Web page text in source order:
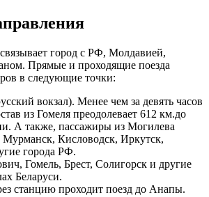
город с РФ, Молдавией,
Прямые и проходящие поезда
в следующие точки:
вокзал). Менее чем за девять часов
из Гомеля преодолевает 612 км.до
А также, пассажиры из Могилева
Мурманск, Кисловодск, Иркутск,
города РФ.
Гомель, Брест, Солигорск и другие
Беларуси.
станцию проходит поезд до Анапы.